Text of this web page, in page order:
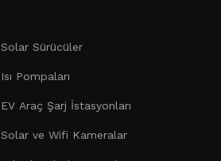
Solar Sürücüler
Isı Pompaları
EV Araç Şarj İstasyonları
Solar ve Wifi Kameralar